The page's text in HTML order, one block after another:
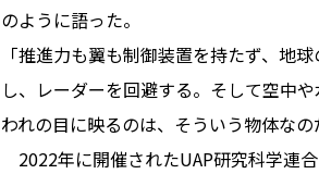
のように語った。
「推進力も翼も制御装置を持たず、地
し、レーダーを回避する。そして空中
われの目に映るのは、そういう物体なの
2022年に開催されたUAP研究科学連